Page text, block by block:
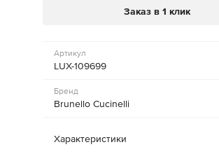
Заказ в 1 клик
Артикул
LUX-109699
Бренд
Brunello Cucinelli
Характеристики